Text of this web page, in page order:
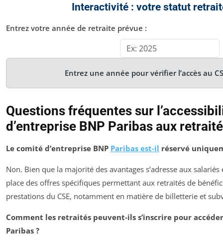
Interactivité : votre statut
Entrez votre année de retraite prévue :
Entrez une année pour vérifier l’accès au
Questions fréquentes sur
d’entreprise BNP Paribas aux
Le comité d’entreprise BNP Paribas est-il réservé
Non. Bien que la majorité des avantages s’adresse aux
place des offres spécifiques permettant aux retraités de
prestations du CSE, notamment en matière de billetterie et
Comment les retraités peuvent-ils s’inscrire pour accéder
Paribas ?